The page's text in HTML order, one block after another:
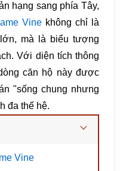
hạng sang phía Tây,
Vine không chỉ là
mà là biểu tượng
Với diện tích thông
căn hộ này được
"sống chung nhưng
đa thế hệ.
Vine